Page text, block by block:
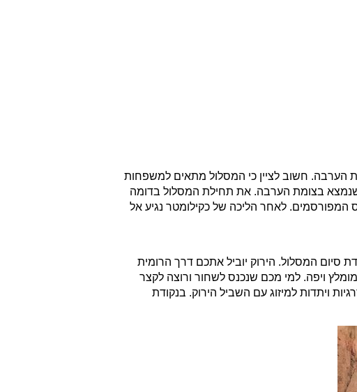
6 ק"מ, גם הוא מתחיל את דרכו החניון עפר בסמוך לכביש 25 בין דימונה לצומת הערבה. חשוב לציין כי המסלול מתאים למשפחות
שנמצא בצומת הערבה. את תחילת המסלול בדומה
ירוק. כאן נפגוש את גבי פרס המפורסמים. לאחר הליכה של כקילומטר נגיע אל
סיום המסלול. הירוק יוביל אתכם דרך הרומית
ויפה. למי מכם שנכנס לשחור ורוצה לקצר
אתכם במגמת עליה דרך דרגיות ויתדות למיזוג עם השביל הירוק. בנקודת